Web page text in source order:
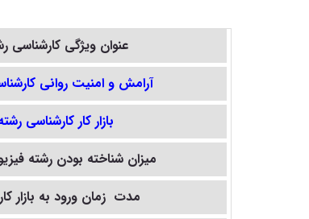
عنوان ویژگی کارشناسی
آرامش و امنیت روانی
بازار کار کارشناسی
میزان شناخته بودن رشته
مدت زمان ورود به بازار کار